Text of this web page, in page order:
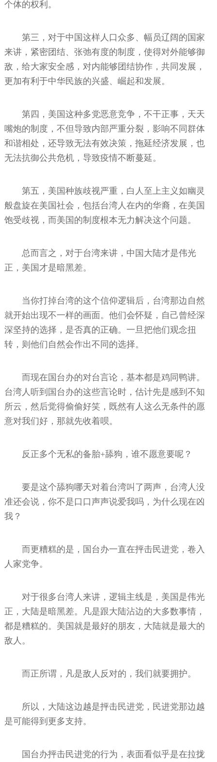
个体的权利。
第三，对于中国这样人口众多、幅员辽阔的国家
来讲，紧密团结、张弛有度的制度，使得对外能够御
敌，给大家安全感，对内能够团结协作，共同发展，
更加有利于中华民族的兴盛、崛起和发展。
第四，美国这种多党恶意竞争，不干正事，天天
嘴炮的制度，不但导致内部严重分裂，影响不同群体
和谐相处，还导致无法有效决策，拖延经济发展，也
无法抗御公共危机，导致疫情不断蔓延。
第五，美国种族歧视严重，白人至上主义如幽灵
般盘旋在美国社会，包括台湾人在内的华裔，在美国
饱受歧视，而美国的制度根本无力解决这个问题。
总而言之，对于台湾来讲，中国大陆才是伟光
正，美国才是暗黑差。
当你打掉台湾的这个信仰逻辑后，台湾那边自然
就开始出现不一样的画面。他们会怀疑，自己曾经深
深坚持的选择，是否真的正确。一旦把他们观念扭
转，则他们自然会作出不同的选择。
而现在国台办的对台言论，基本都是鸡同鸭讲。
台湾人听到国台办的这些言论时，估计先是感到不知
所云，然后觉得偷偷好笑，既然有人这么无条件的愿
意对我们好，那就先收着呗。
反正多个无私的备胎+舔狗，谁不愿意要呢？
要是这个舔狗哪天对着台湾叫了两声，台湾人没
准还会说，你不是口口声声说爱我吗，为什么现在凶
我？
而更糟糕的是，国台办一直在抨击民进党，卷入
人家党争。
对于很多台湾人来讲，逻辑主线是，美国是伟光
正，大陆是暗黑差。凡是跟大陆沾边的大多数事情，
都是糟糕的。美国就是最好的朋友，大陆就是最大的
敌人。
而正所谓，凡是敌人反对的，我们就要拥护。
所以，大陆这边越是抨击民进党，民进党那边越
是可能得到更多支持。
国台办抨击民进党的行为，表面看似乎是在拉拢